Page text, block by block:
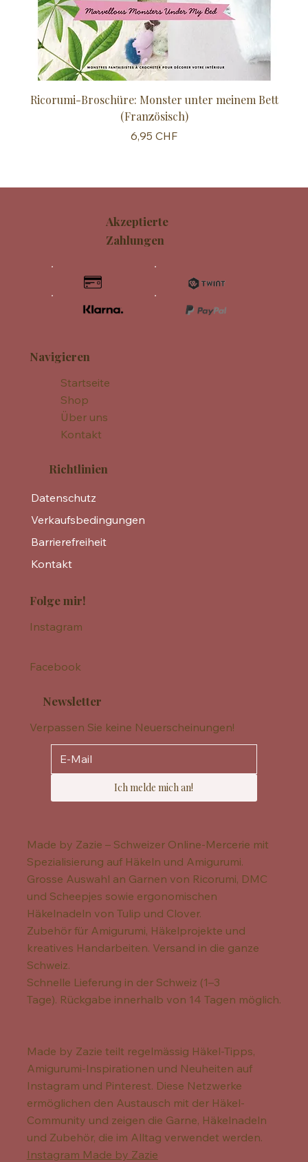
Ricorumi-Broschüre: Monster unter meinem Bett
(Französisch)
Preis
6,95 CHF
Navigieren
Startseite
Shop
Über uns
Kontakt
Richtlinien
Datenschutz
Verkaufsbedingungen
Barrierefreiheit
Kontakt
Folge mir!
Instagram
Facebook
Newsletter
Verpassen Sie keine Neuerscheinungen!
Ich melde mich an!
Made by Zazie – Schweizer Online-Mercerie mit
Spezialisierung auf Häkeln und Amigurumi.
Grosse Auswahl an Garnen von Ricorumi, DMC
und Scheepjes sowie ergonomischen
Häkelnadeln von Tulip und Clover.
Zubehör für Amigurumi, Häkelprojekte und
kreatives Handarbeiten. Versand in die ganze
Schweiz.
Schnelle Lieferung in der Schweiz (1–3
Tage). Rückgabe innerhalb von 14 Tagen möglich.
Made by Zazie teilt regelmässig Häkel-Tipps,
Amigurumi-Inspirationen und Neuheiten auf
Instagram und Pinterest. Diese Netzwerke
ermöglichen den Austausch mit der Häkel-
Community und zeigen die Garne, Häkelnadeln
und Zubehör, die im Alltag verwendet werden.
Instagram Made by Zazie
Akzeptierte
Zahlungen